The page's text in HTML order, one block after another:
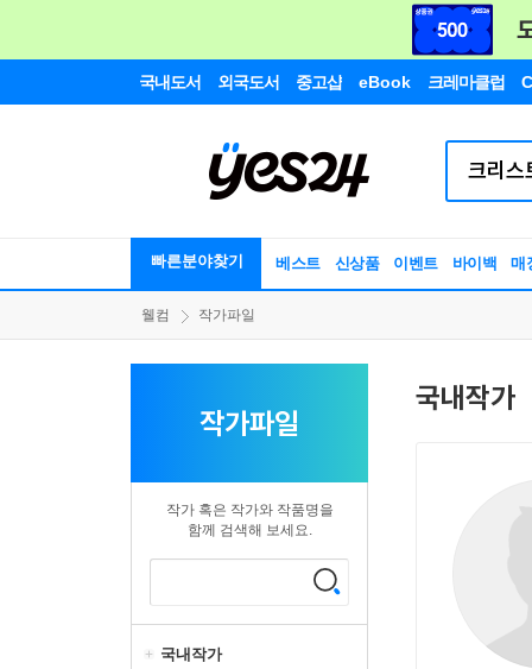
국내도서 외국도서 중고샵 eBook 크레마클럽
빠른분야찾기 베스트 신상품 이벤트 바이백 매
웰컴 작가파일
작가파일
작가 혹은 작가와 작품명을
함께 검색해 보세요.
국내작가
국내작가